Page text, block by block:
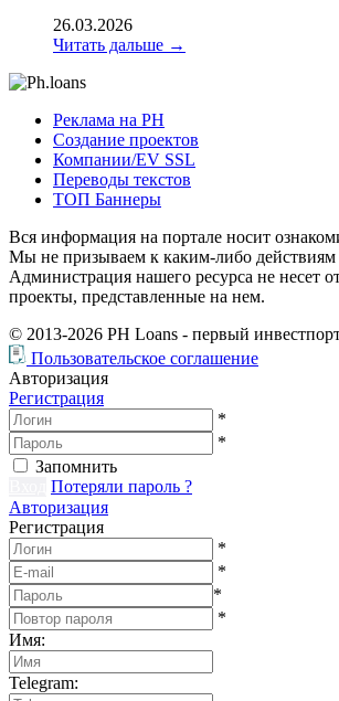
26.03.2026
Читать дальше →
Реклама на РН
Создание проектов
Компании/EV SSL
Переводы текстов
ТОП Баннеры
Вся информация на портале носит
Мы не призываем к каким-либо действиям
Администрация нашего ресурса не несет
проекты, представленные на нем.
© 2013-2026 PH Loans - первый
Пользовательское соглашение
Авторизация
Регистрация
*
*
Запомнить
Потеряли пароль ?
Авторизация
Регистрация
*
*
*
*
Имя:
Telegram: